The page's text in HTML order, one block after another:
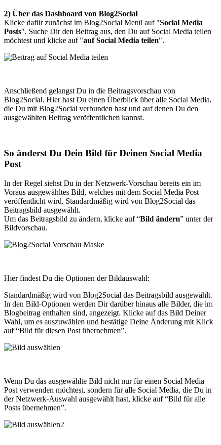
2) Über das Dashboard von Blog2Social
Klicke dafür zunächst im Blog2Social Menü auf"Social Media
Posts". Suche Dir den Beitrag aus, den Du auf Social Media teilen
möchtest und klicke auf "auf Social Media teilen".
Anschließend gelangst Du in die Beitragsvorschau von
Blog2Social. Hier hast Du einen Überblick über alle Social Media,
die Du mit Blog2Social verbunden hast und auf denen Du den
ausgewählten Beitrag veröffentlichen kannst.
So änderst Du Dein Bild für Deinen Social Media
Post
In der Regel siehst Du in der Netzwerk-Vorschau bereits ein im
Voraus ausgewähltes Bild, welches mit dem Social Media Post
veröffentlicht wird. Standardmäßig wird von Blog2Social das
Beitragsbild ausgewählt.
Um das Beitragsbild zu ändern, klicke auf “Bild ändern” unter der
Bildvorschau.
Hier findest Du die Optionen der Bildauswahl:
Standardmäßig wird von Blog2Social das Beitragsbild ausgewählt.
In den Bild-Optionen werden Dir darüber hinaus alle Bilder, die im
Blogbeitrag enthalten sind, angezeigt. Klicke auf das Bild Deiner
Wahl, um es auszuwählen und bestätige Deine Änderung mit Klick
auf “Bild für diesen Post übernehmen”.
Wenn Du das ausgewählte Bild nicht nur für einen Social Media
Post verwenden möchtest, sondern für alle Social Media, die Du in
der Netzwerk-Auswahl ausgewählt hast, klicke auf “Bild für alle
Posts übernehmen”.